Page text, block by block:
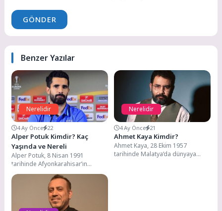
GÖNDER
Benzer Yazılar
Nerelidir
4 Ay Önce 22
Alper Potuk Kimdir? Kaç
Yaşında ve Nereli
Alper Potuk, 8 Nisan 1991
tarihinde Afyonkarahisar’ın
Bolvadin ilçesinde dünyaya
gelmiştir. Futbola duyduğu ilgi
Nerelidir
4 Ay Önce 21
Ahmet Kaya Kimdir?
Ahmet Kaya, 28 Ekim 1957
tarihinde Malatya’da dünyaya